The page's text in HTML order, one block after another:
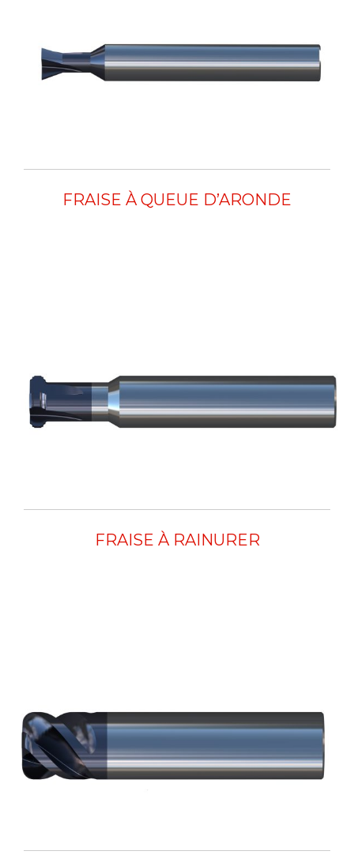
FRAISE À QUEUE D’ARONDE
FRAISE À RAINURER